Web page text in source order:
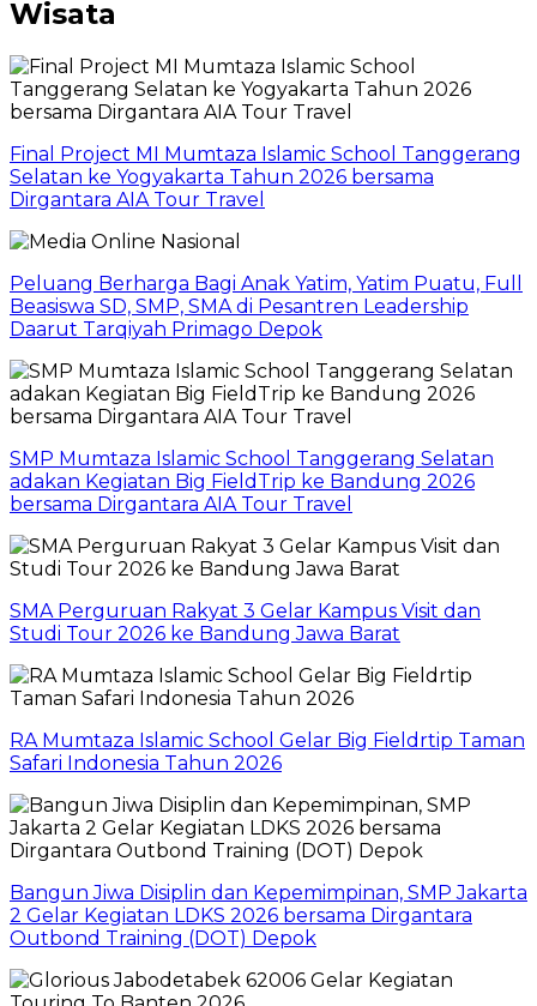
Wisata
Final Project MI Mumtaza Islamic School Tanggerang
Selatan ke Yogyakarta Tahun 2026 bersama
Dirgantara AIA Tour Travel
Peluang Berharga Bagi Anak Yatim, Yatim Puatu, Full
Beasiswa SD, SMP, SMA di Pesantren Leadership
Daarut Tarqiyah Primago Depok
SMP Mumtaza Islamic School Tanggerang Selatan
adakan Kegiatan Big FieldTrip ke Bandung 2026
bersama Dirgantara AIA Tour Travel
SMA Perguruan Rakyat 3 Gelar Kampus Visit dan
Studi Tour 2026 ke Bandung Jawa Barat
RA Mumtaza Islamic School Gelar Big Fieldrtip Taman
Safari Indonesia Tahun 2026
Bangun Jiwa Disiplin dan Kepemimpinan, SMP Jakarta
2 Gelar Kegiatan LDKS 2026 bersama Dirgantara
Outbond Training (DOT) Depok